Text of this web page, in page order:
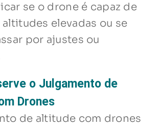
se o drone é capaz de
elevadas ou se
por ajustes ou
o Julgamento de
Drones
de altitude com drones